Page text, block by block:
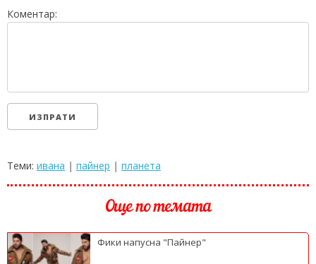
Коментар:
Теми: ивана | пайнер | планета
Още по темата
Фики напусна "Пайнер"